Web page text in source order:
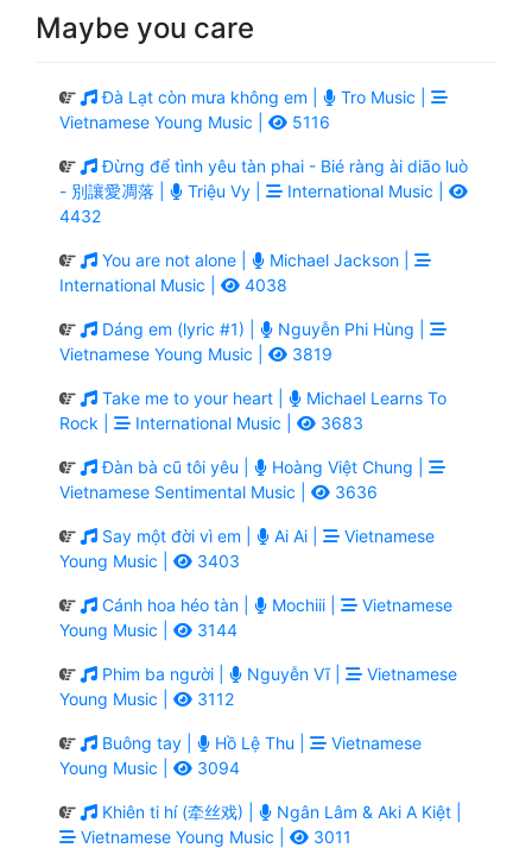
Maybe you care
Đà Lạt còn mưa không em |
Tro Music |
Vietnamese Young Music |
5116
Đừng để tình yêu tàn phai - Bié ràng ài diāo luò
- 別讓愛凋落 |
Triệu Vy |
International Music |
4432
You are not alone |
Michael Jackson |
International Music |
4038
Dáng em (lyric #1) |
Nguyễn Phi Hùng |
Vietnamese Young Music |
3819
Take me to your heart |
Michael Learns To
Rock |
International Music | 3683
Đàn bà cũ tôi yêu |
Hoàng Việt Chung |
Vietnamese Sentimental Music |
3636
Say một đời vì em | Ai Ai |
Vietnamese
Young Music |
3403
Cánh hoa héo tàn | Mochiii |
Vietnamese
Young Music |
3144
Phim ba người | Nguyễn Vĩ |
Vietnamese
Young Music |
3112
Buông tay | Hồ Lệ Thu |
Vietnamese
Young Music |
3094
Khiên ti hí (牵丝戏) |
Ngân Lâm & Aki A Kiệt |
Vietnamese Young Music |
3011